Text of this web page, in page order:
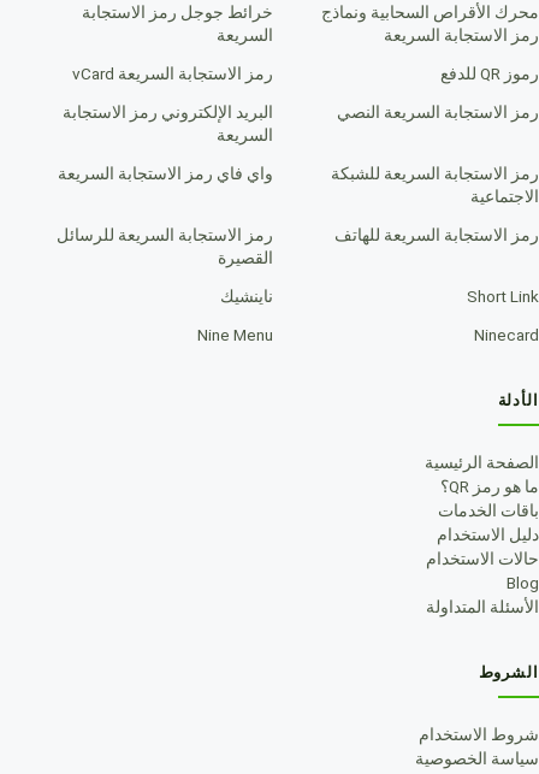
محرك الأقراص السحابية ونماذج
رمز الاستجابة السريعة
خرائط جوجل رمز الاستجابة
السريعة
رموز QR للدفع
رمز الاستجابة السريعة vCard
رمز الاستجابة السريعة النصي
البريد الإلكتروني رمز الاستجابة
السريعة
رمز الاستجابة السريعة للشبكة
الاجتماعية
واي فاي رمز الاستجابة السريعة
رمز الاستجابة السريعة للهاتف
رمز الاستجابة السريعة للرسائل
القصيرة
Short Link
ناينشيك
Ninecard
Nine Menu
الأدلة
الصفحة الرئيسية
ما هو رمز QR؟
باقات الخدمات
دليل الاستخدام
حالات الاستخدام
Blog
الأسئلة المتداولة
الشروط
شروط الاستخدام
سياسة الخصوصية